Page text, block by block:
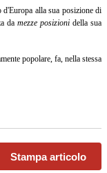
d'Europa alla sua posizione di
da mezze posizioni della sua
popolare, fa, nella stessa
Stampa articolo